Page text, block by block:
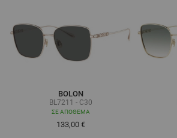
BOLON
BL7211 - C30
ΣΕ ΑΠΌΘΕΜΑ
133,00 €